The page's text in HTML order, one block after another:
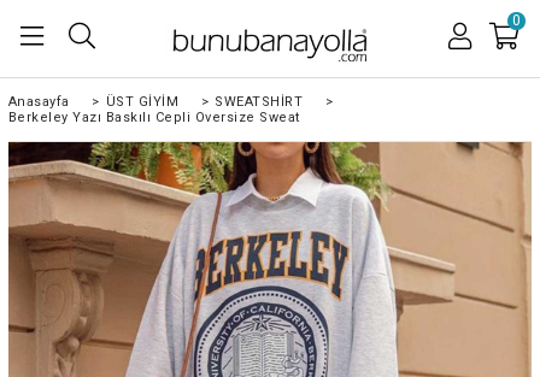
0
Anasayfa > ÜST GİYİM > SWEATSHİRT
>
Berkeley Yazı Baskılı Cepli Oversize Sweat